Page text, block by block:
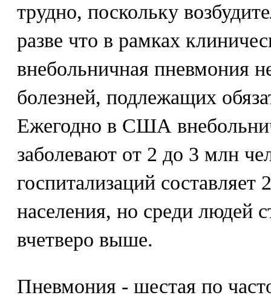
трудно, поскольку
разве что в рамках
внебольничная пневмония
болезней, подлежащих
Ежегодно в США
заболевают от 2 до 3 млн
госпитализаций составляет
населения, но среди людей
вчетверо выше.
Пневмония - шестая по